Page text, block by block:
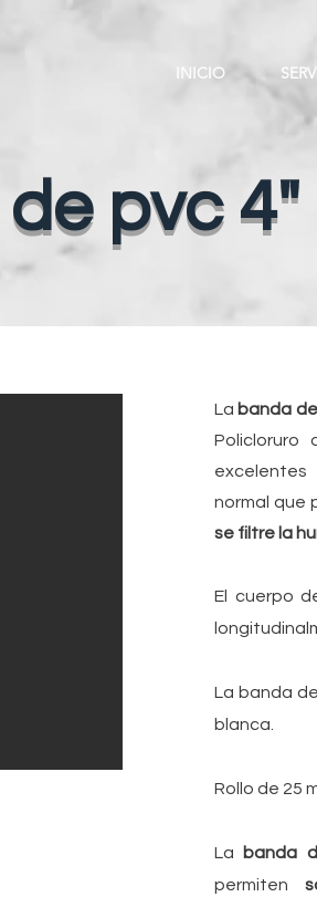
pvc 4"
La banda
Policloruro
normal que
se filtre la
El cuerpo
La banda
blanca.
Rollo de 25
La banda
permiten
INICIO